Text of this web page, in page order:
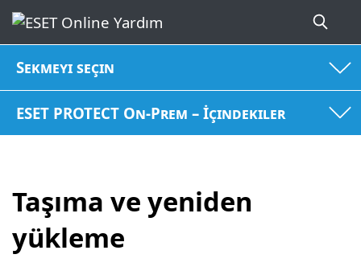
Sekmeyi seçin
ESET PROTECT On-Prem – İçindekiler
Taşıma ve yeniden
yükleme